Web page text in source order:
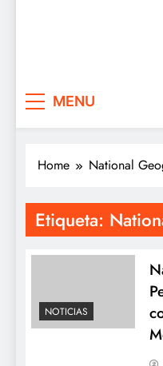
MENU
Home National
Etiqueta:
NOTICIAS